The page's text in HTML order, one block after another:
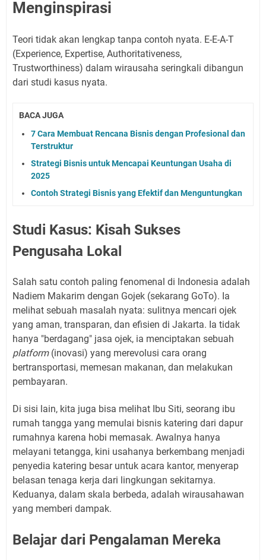
Menginspirasi
Teori tidak akan lengkap tanpa contoh nyata. E-E-A-T
(Experience, Expertise, Authoritativeness,
Trustworthiness) dalam wirausaha seringkali dibangun
dari studi kasus nyata.
BACA JUGA
7 Cara Membuat Rencana Bisnis dengan Profesional dan
Terstruktur
Strategi Bisnis untuk Mencapai Keuntungan Usaha di
2025
Contoh Strategi Bisnis yang Efektif dan Menguntungkan
Studi Kasus: Kisah Sukses
Pengusaha Lokal
Salah satu contoh paling fenomenal di Indonesia adalah
Nadiem Makarim dengan Gojek (sekarang GoTo). Ia
melihat sebuah masalah nyata: sulitnya mencari ojek
yang aman, transparan, dan efisien di Jakarta. Ia tidak
hanya "berdagang" jasa ojek, ia menciptakan sebuah
platform(inovasi) yang merevolusi cara orang
bertransportasi, memesan makanan, dan melakukan
pembayaran.
Di sisi lain, kita juga bisa melihat Ibu Siti, seorang ibu
rumah tangga yang memulai bisnis katering dari dapur
rumahnya karena hobi memasak. Awalnya hanya
melayani tetangga, kini usahanya berkembang menjadi
penyedia katering besar untuk acara kantor, menyerap
belasan tenaga kerja dari lingkungan sekitarnya.
Keduanya, dalam skala berbeda, adalah wirausahawan
yang memberi dampak.
Belajar dari Pengalaman Mereka